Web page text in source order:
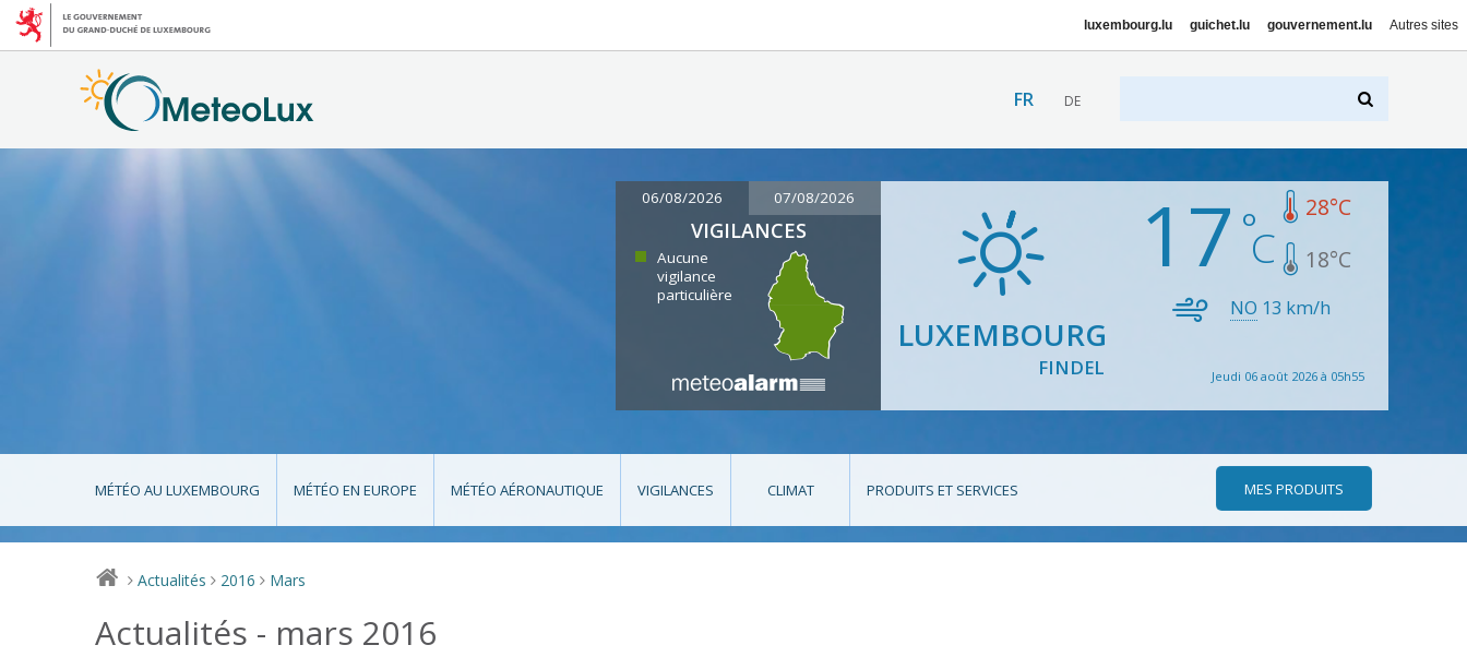
luxembourg.lu guichet.lu gouvernement.lu Autres sites
FR DE
06/08/2026 07/08/2026
VIGILANCES
Aucune
vigilance
particulière
LUXEMBOURG
FINDEL
17 28°C
18°C
NO 13 km/h
Jeudi 06 août 2026 à 05h55
MÉTÉO AU LUXEMBOURG MÉTÉO EN EUROPE MÉTÉO AÉRONAUTIQUE VIGILANCES CLIMAT PRODUITS ET SERVICES MES PRODUITS
> Actualités > 2016 > Mars
Actualités - mars 2016